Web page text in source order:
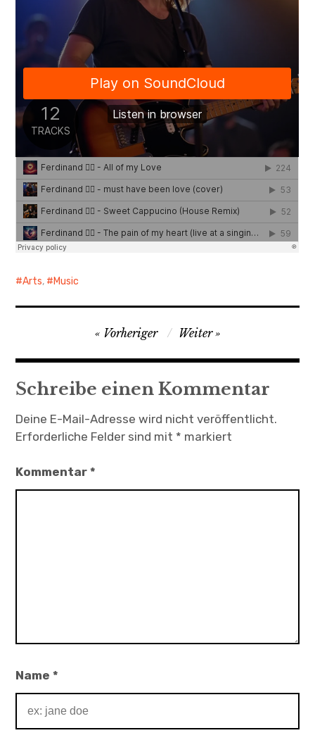
Arts, Music
Beitragsnavigation
Vorheriger Weiter
Schreibe einen Kommentar
Deine E-Mail-Adresse wird nicht veröffentlicht.
Erforderliche Felder sind mit * markiert
Kommentar*
Name*